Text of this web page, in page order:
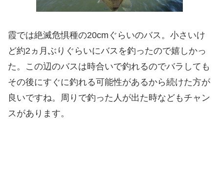
霞では絶滅危惧種の20cmぐらいのバス。小さいけ
ど約2ヵ月ぶりぐらいにバスを釣ったので嬉しかっ
た。この辺のバスは時合いで釣れるのでバラしても
その後にすぐに釣れる可能性があるから続けた方が
良いですね。周りで釣った人が出た時などもチャン
スがあります。